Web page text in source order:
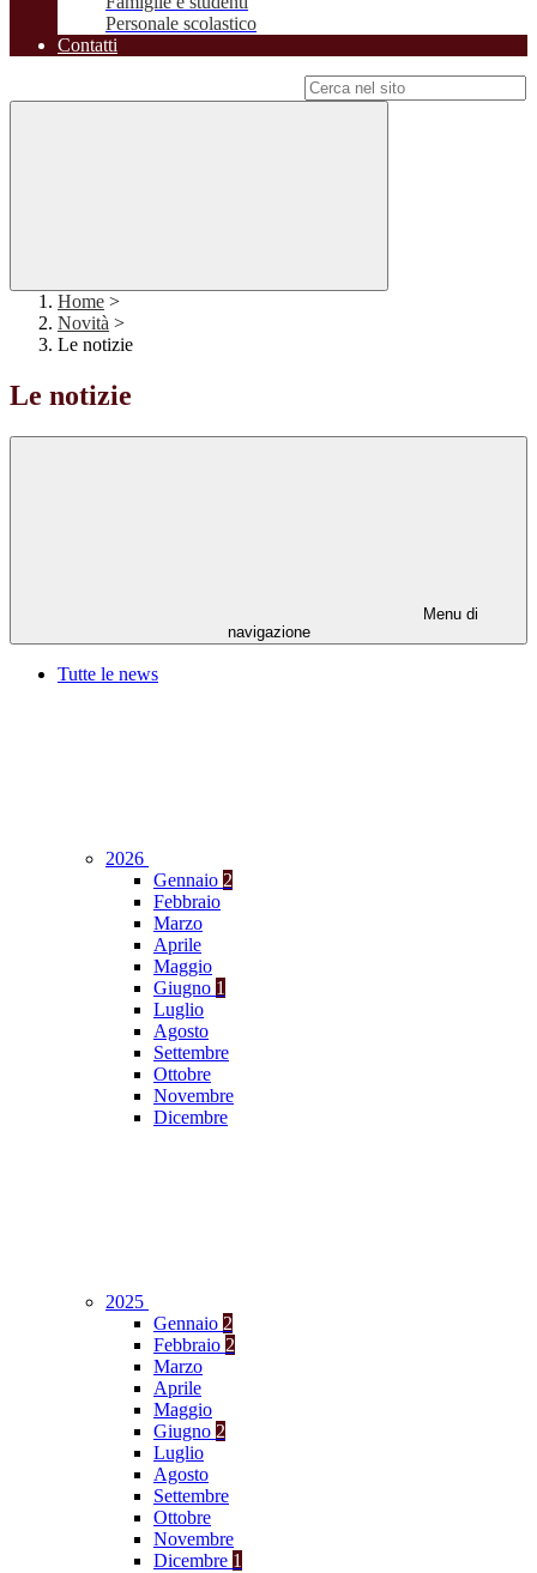
Personale scolastico
Contatti
Home >
Novità >
Le notizie
Le notizie
Menu di
navigazione
Tutte le news
2026
Gennaio 2
Febbraio
Marzo
Aprile
Maggio
Giugno 1
Luglio
Agosto
Settembre
Ottobre
Novembre
Dicembre
2025
Gennaio 2
Febbraio 2
Marzo
Aprile
Maggio
Giugno 2
Luglio
Agosto
Settembre
Ottobre
Novembre
Dicembre 1